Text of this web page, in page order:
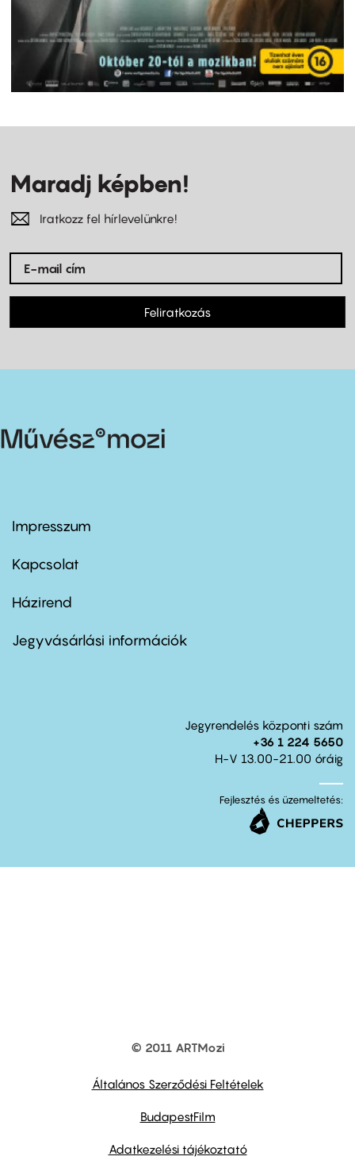
Maradj képben!
Iratkozz fel hírlevelünkre!
Feliratkozás
Footer
first
Impresszum
Kapcsolat
Footer
second
Házirend
Jegyvásárlási információk
Jegyrendelés központi szám
+36 1 224 5650
H-V 13.00-21.00 óráig
Fejlesztés és üzemeltetés:
© 2011 ARTMozi
Általános Szerződési Feltételek
BudapestFilm
Adatkezelési tájékoztató